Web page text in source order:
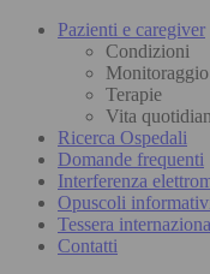
Pazienti e caregiver
Condizioni
Terapie
Vita
Ricerca Ospedali
Domande frequenti
Interferenza
Opuscoli
Tessera
Contatti